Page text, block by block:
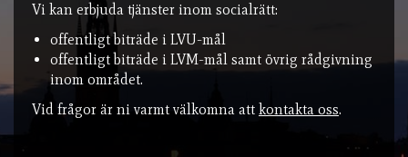
Vi kan erbjuda tjänster inom socialrätt:
offentligt biträde i LVU-mål
offentligt biträde i LVM-mål samt övrig rådgivning
inom området.
Vid frågor är ni varmt välkomna att kontakta oss.